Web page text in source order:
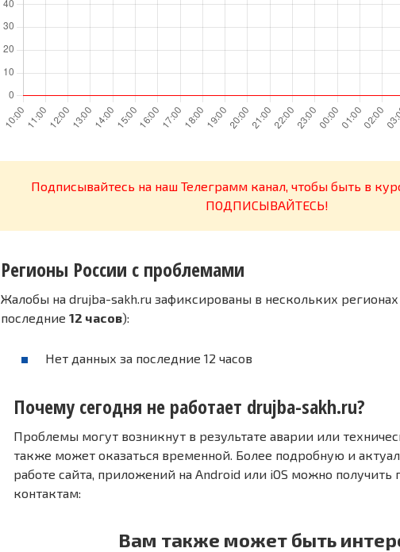
Подписывайтесь на наш Телеграмм канал, чтобы быть в
ПОДПИСЫВАЙТЕСЬ!
Регионы России с проблемами
Жалобы на drujba-sakh.ru зафиксированы в нескольких
последние 12 часов):
Нет данных за последние 12 часов
Почему сегодня не работает drujba-sakh.ru?
Проблемы могут возникнут в результате аварии или
также может оказаться временной. Более подробную и
работе сайта, приложений на Android или iOS можно
контактам:
Вам также может быть